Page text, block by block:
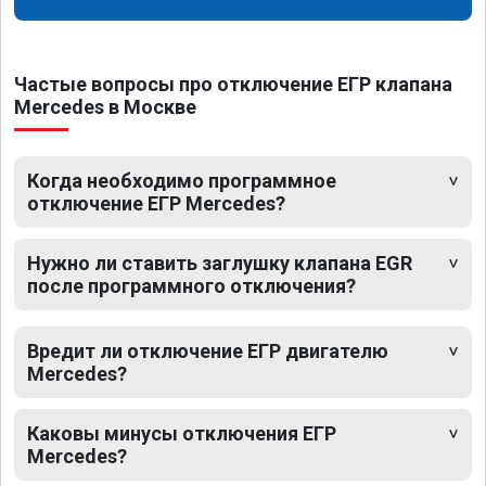
Частые вопросы про отключение ЕГР клапана
Mercedes в Москве
Когда необходимо программное
отключение ЕГР Mercedes?
Нужно ли ставить заглушку клапана EGR
после программного отключения?
Вредит ли отключение ЕГР двигателю
Mercedes?
Каковы минусы отключения ЕГР
Mercedes?